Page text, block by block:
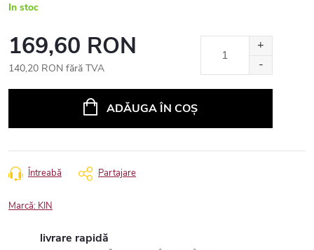
In stoc
169,60 RON
140,20 RON fără TVA
ADĂUGA ÎN COŞ
Întreabă Partajare
Marcă: KIN
livrare rapidă